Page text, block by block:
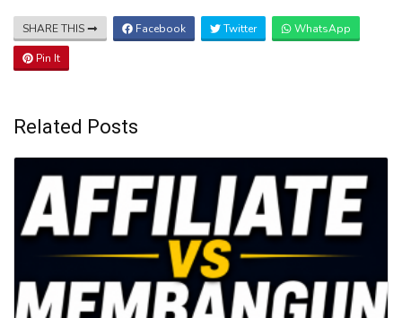
SHARE THIS Facebook Twitter WhatsApp
Pin It
Related Posts